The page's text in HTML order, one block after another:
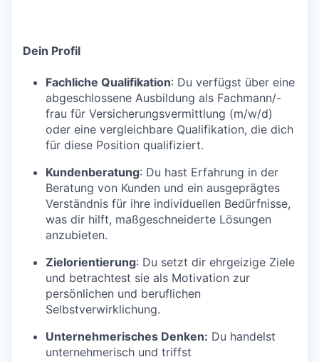
Dein Profil
Fachliche Qualifikation: Du verfügst über eine
abgeschlossene Ausbildung als Fachmann/-
frau für Versicherungsvermittlung (m/w/d)
oder eine vergleichbare Qualifikation, die dich
für diese Position qualifiziert.
Kundenberatung: Du hast Erfahrung in der
Beratung von Kunden und ein ausgeprägtes
Verständnis für ihre individuellen Bedürfnisse,
was dir hilft, maßgeschneiderte Lösungen
anzubieten.
Zielorientierung: Du setzt dir ehrgeizige Ziele
und betrachtest sie als Motivation zur
persönlichen und beruflichen
Selbstverwirklichung.
Unternehmerisches Denken: Du handelst
unternehmerisch und triffst